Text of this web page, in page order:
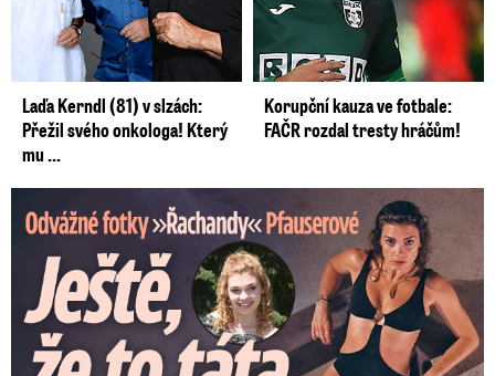
Laďa Kerndl (81) v slzách:
Přežil svého onkologa! Který
mu ...
Korupční kauza ve fotbale:
FAČR rozdal tresty hráčům!
Odvážné fotky Denisy Pfauserové: Ještě, že to táta nevidí